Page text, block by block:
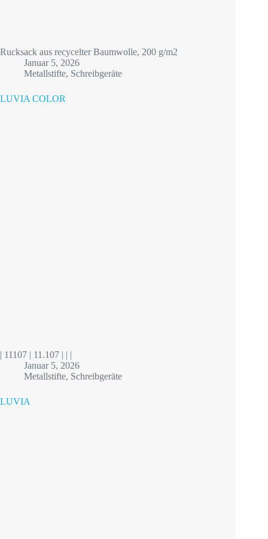
Rucksack aus recycelter Baumwolle, 200 g/m2
Januar 5, 2026
Metallstifte, Schreibgeräte
LUVIA COLOR
| 11107 | 11.107 | | |
Januar 5, 2026
Metallstifte, Schreibgeräte
LUVIA